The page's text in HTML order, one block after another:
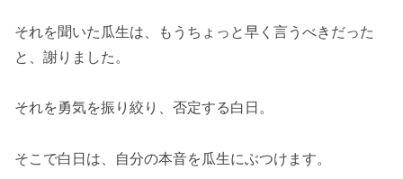
それを聞いた瓜生は、もうちょっと早く言うべきだった
と、謝りました。
それを勇気を振り絞り、否定する白日。
そこで白日は、自分の本音を瓜生にぶつけます。